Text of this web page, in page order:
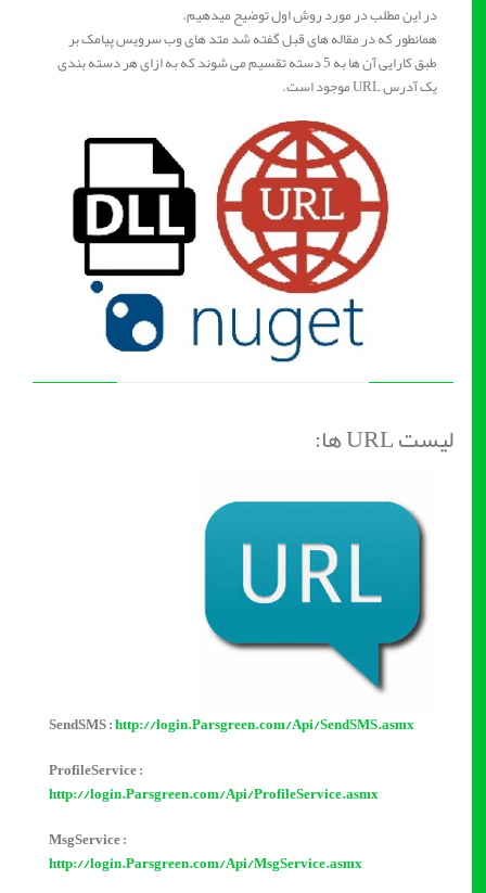
در این مطلب در مورد روش اول توضیح میدهیم.
همانطور که در مقاله های قبل گفته شد متد های وب سرویس پیامک بر
طبق کارایی آن ها به 5 دسته تقسیم می شوند که به ازای هر دسته بندی
یک آدرس URL موجود است.
لیست URL ها:
SendSMS :http://login.Parsgreen.com/Api/SendSMS.asmx
ProfileService :
http://login.Parsgreen.com/Api/ProfileService.asmx
MsgService :
http://login.Parsgreen.com/Api/MsgService.asmx